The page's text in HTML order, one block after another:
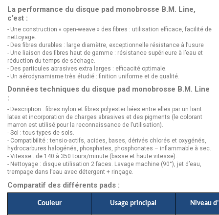
La performance du disque pad monobrosse B.M. Line,
c’est :
- Une construction « open-weave » des fibres : utilisation efficace, facilité de
nettoyage.
- Des fibres durables : large diamètre, exceptionnelle résistance à l’usure
- Une liaison des fibres haut de gamme : résistance supérieure à l’eau et
réduction du temps de séchage.
- Des particules abrasives extra larges : efficacité optimale.
- Un aérodynamisme très étudié : finition uniforme et de qualité.
Données techniques du disque pad monobrosse B.M. Line
:
- Description : fibres nylon et fibres polyester liées entre elles par un liant
latex et incorporation de charges abrasives et des pigments (le colorant
marron est utilisé pour la reconnaissance de l’utilisation).
- Sol : tous types de sols.
- Compatibilité : tensio-actifs, acides, bases, dérivés chlorés et oxygénés,
hydrocarbures halogénés, phosphates, phosphonates – inflammable à sec.
- Vitesse : de 140 à 350 tours/minute (basse et haute vitesse).
- Nettoyage : disque utilisation 2 faces. Lavage machine (90°), jet d’eau,
trempage dans l’eau avec détergent + rinçage.
Comparatif des différents pads :
Couleur Usage principal Niveau